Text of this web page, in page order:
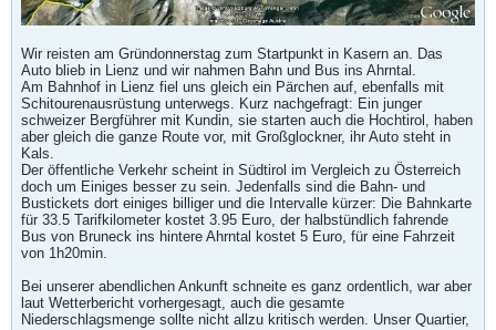
Wir reisten am Gründonnerstag zum Startpunkt in Kasern an. Das
Auto blieb in Lienz und wir nahmen Bahn und Bus ins Ahrntal.
Am Bahnhof in Lienz fiel uns gleich ein Pärchen auf, ebenfalls mit
Schitourenausrüstung unterwegs. Kurz nachgefragt: Ein junger
schweizer Bergführer mit Kundin, sie starten auch die Hochtirol, haben
aber gleich die ganze Route vor, mit Großglockner, ihr Auto steht in
Kals.
Der öffentliche Verkehr scheint in Südtirol im Vergleich zu Österreich
doch um Einiges besser zu sein. Jedenfalls sind die Bahn- und
Bustickets dort einiges billiger und die Intervalle kürzer: Die Bahnkarte
für 33.5 Tarifkilometer kostet 3.95 Euro, der halbstündlich fahrende
Bus von Bruneck ins hintere Ahrntal kostet 5 Euro, für eine Fahrzeit
von 1h20min.
Bei unserer abendlichen Ankunft schneite es ganz ordentlich, war aber
laut Wetterbericht vorhergesagt, auch die gesamte
Niederschlagsmenge sollte nicht allzu kritisch werden. Unser Quartier,